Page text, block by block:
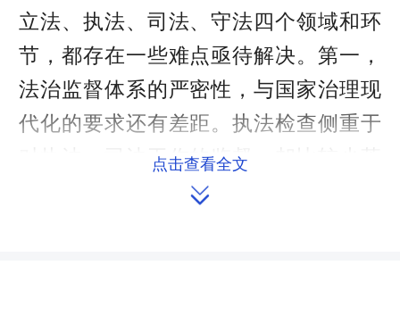
立法、执法、司法、守法四个领域和环
节，都存在一些难点亟待解决。第一，
法治监督体系的严密性，与国家治理现
代化的要求还有差距。执法检查侧重于
对执法、司法工作的监督，却比较少落
脚到对有关法规本身的修改完善。同
点击查看全文
